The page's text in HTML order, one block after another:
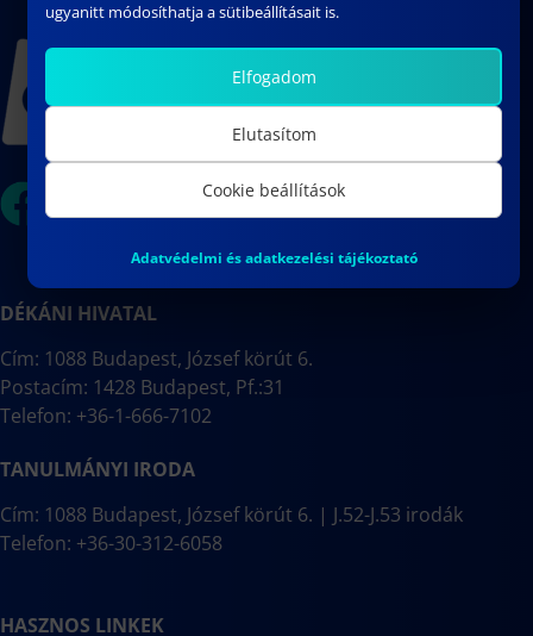
DÉKÁNI HIVATAL
Cím: 1088 Budapest, József körút 6.
Postacím: 1428 Budapest, Pf.:31
Telefon: +36-1-666-7102
TANULMÁNYI IRODA
Cím: 1088 Budapest, József körút 6. | J.52-J.53 irodák
Telefon: +36-30-312-6058
HASZNOS LINKEK
ugyanitt módosíthatja a sütibeállításait is.
Elfogadom
Elutasítom
Cookie beállítások
Adatvédelmi és adatkezelési tájékoztató